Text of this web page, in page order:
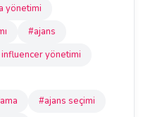
yönetimi
#ajans
yönetimi
#ajans seçimi